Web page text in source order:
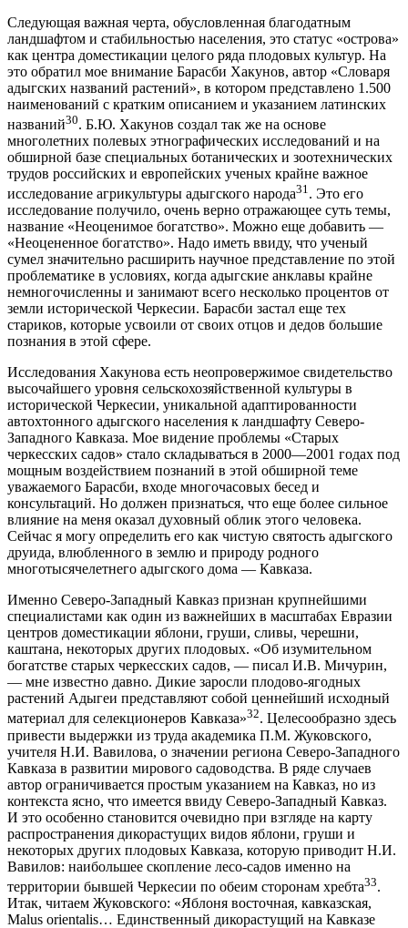
Следующая важная черта, обусловленная благодатным
ландшафтом и стабильностью населения, это статус «острова»
как центра доместикации целого ряда плодовых культур. На
это обратил мое внимание Барасби Хакунов, автор «Словаря
адыгских названий растений», в котором представлено 1.500
наименований с кратким описанием и указанием латинских
названий30. Б.Ю. Хакунов создал так же на основе
многолетних полевых этнографических исследований и на
обширной базе специальных ботанических и зоотехнических
трудов российских и европейских ученых крайне важное
исследование агрикультуры адыгского народа31. Это его
исследование получило, очень верно отражающее суть темы,
название «Неоценимое богатство». Можно еще добавить —
«Неоцененное богатство». Надо иметь ввиду, что ученый
сумел значительно расширить научное представление по этой
проблематике в условиях, когда адыгские анклавы крайне
немногочисленны и занимают всего несколько процентов от
земли исторической Черкесии. Барасби застал еще тех
стариков, которые усвоили от своих отцов и дедов большие
познания в этой сфере.
Исследования Хакунова есть неопровержимое свидетельство
высочайшего уровня сельскохозяйственной культуры в
исторической Черкесии, уникальной адаптированности
автохтонного адыгского населения к ландшафту Северо-
Западного Кавказа. Мое видение проблемы «Старых
черкесских садов» стало складываться в 2000—2001 годах под
мощным воздействием познаний в этой обширной теме
уважаемого Барасби, входе многочасовых бесед и
консультаций. Но должен признаться, что еще более сильное
влияние на меня оказал духовный облик этого человека.
Сейчас я могу определить его как чистую святость адыгского
друида, влюбленного в землю и природу родного
многотысячелетнего адыгского дома — Кавказа.
Именно Северо-Западный Кавказ признан крупнейшими
специалистами как один из важнейших в масштабах Евразии
центров доместикации яблони, груши, сливы, черешни,
каштана, некоторых других плодовых. «Об изумительном
богатстве старых черкесских садов, — писал И.В. Мичурин,
— мне известно давно. Дикие заросли плодово-ягодных
растений Адыгеи представляют собой ценнейший исходный
материал для селекционеров Кавказа»32. Целесообразно здесь
привести выдержки из труда академика П.М. Жуковского,
учителя Н.И. Вавилова, о значении региона Северо-Западного
Кавказа в развитии мирового садоводства. В ряде случаев
автор ограничивается простым указанием на Кавказ, но из
контекста ясно, что имеется ввиду Северо-Западный Кавказ.
И это особенно становится очевидно при взгляде на карту
распространения дикорастущих видов яблони, груши и
некоторых других плодовых Кавказа, которую приводит Н.И.
Вавилов: наибольшее скопление лесо-садов именно на
территории бывшей Черкесии по обеим сторонам хребта33.
Итак, читаем Жуковского: «Яблоня восточная, кавказская,
Malus orientalis… Единственный дикорастущий на Кавказе